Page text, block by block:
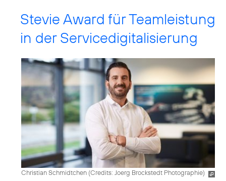
Stevie Award für Teamleistung
in der Servicedigitalisierung
Christian Schmidtchen (Credits: Joerg Brockstedt Photographie)